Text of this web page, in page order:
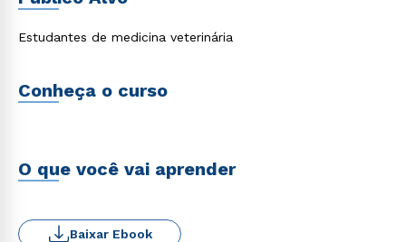
Estudantes de medicina veterinária
Conheça o curso
O que você vai aprender
Baixar Ebook